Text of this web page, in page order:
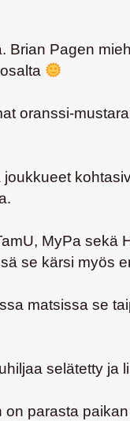
Brian Pagen
oranssi-
MyPa
se kärsi myös
matsissa se
selätetty ja
on parasta